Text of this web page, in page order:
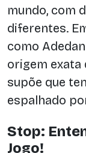
mundo, com
diferentes.
como
origem exata
supõe que
espalhado
Stop:
Jogo!